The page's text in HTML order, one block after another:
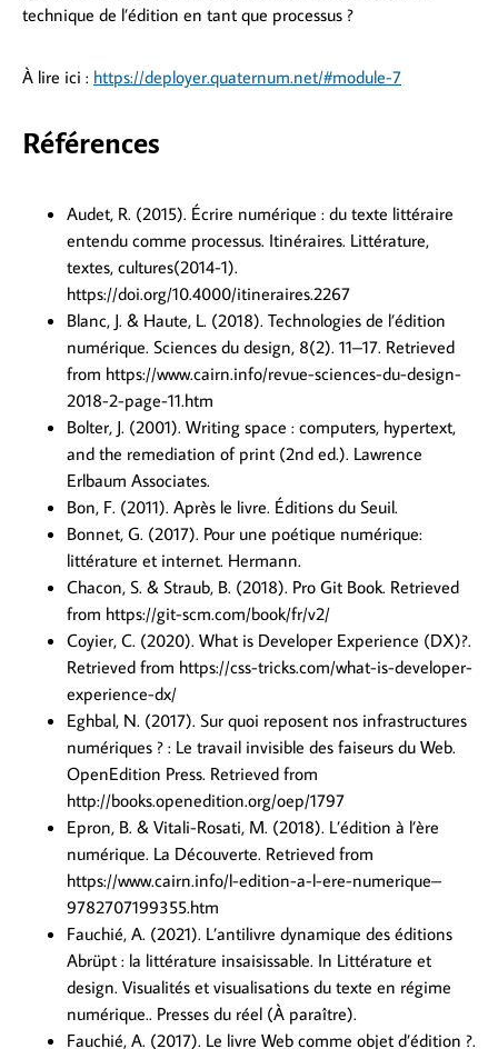
technique de l’édition en tant que processus ?
À lire ici : https://deployer.quaternum.net/#module-7
Références
Audet, R. (2015). Écrire numérique : du texte littéraire
entendu comme processus. Itinéraires. Littérature,
textes, cultures(2014-1).
https://doi.org/10.4000/itineraires.2267
Blanc, J. & Haute, L. (2018). Technologies de l’édition
numérique. Sciences du design, 8(2). 11–17. Retrieved
from https://www.cairn.info/revue-sciences-du-design-
2018-2-page-11.htm
Bolter, J. (2001). Writing space : computers, hypertext,
and the remediation of print (2nd ed.). Lawrence
Erlbaum Associates.
Bon, F. (2011). Après le livre. Éditions du Seuil.
Bonnet, G. (2017). Pour une poétique numérique:
littérature et internet. Hermann.
Chacon, S. & Straub, B. (2018). Pro Git Book. Retrieved
from https://git-scm.com/book/fr/v2/
Coyier, C. (2020). What is Developer Experience (DX)?.
Retrieved from https://css-tricks.com/what-is-developer-
experience-dx/
Eghbal, N. (2017). Sur quoi reposent nos infrastructures
numériques ? : Le travail invisible des faiseurs du Web.
OpenEdition Press. Retrieved from
http://books.openedition.org/oep/1797
Epron, B. & Vitali-Rosati, M. (2018). L’édition à l’ère
numérique. La Découverte. Retrieved from
https://www.cairn.info/l-edition-a-l-ere-numerique–
9782707199355.htm
Fauchié, A. (2021). L’antilivre dynamique des éditions
Abrüpt : la littérature insaisissable. In Littérature et
design. Visualités et visualisations du texte en régime
numérique.. Presses du réel (À paraître).
Fauchié, A. (2017). Le livre Web comme objet d’édition ?.